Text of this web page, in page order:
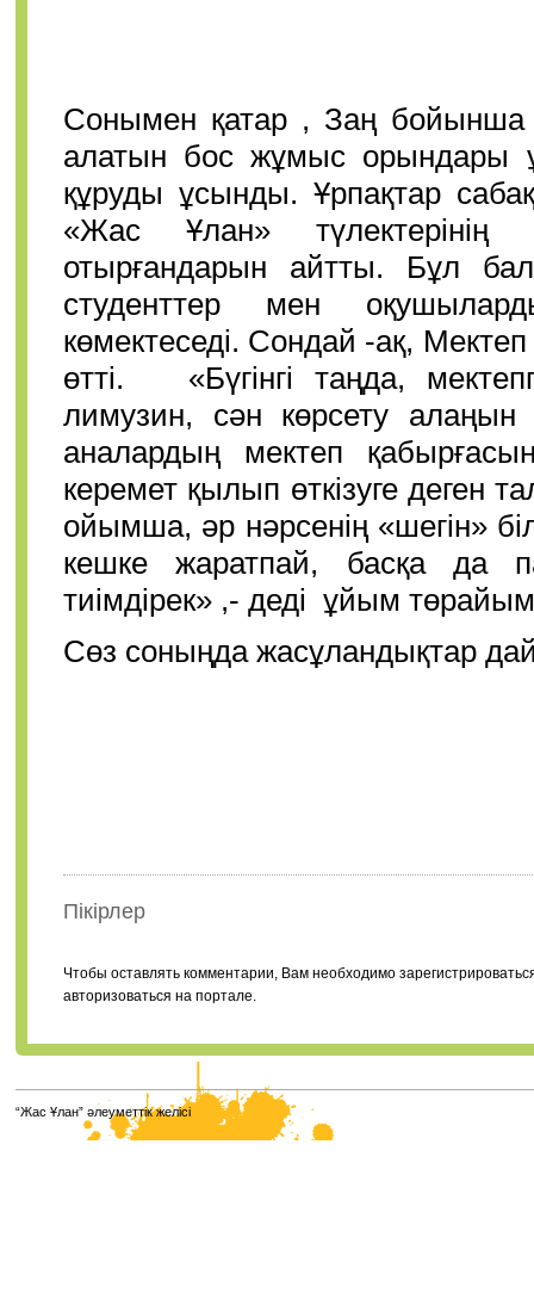
Сонымен қатар , Заң бойынша
алатын бос жұмыс орындары
құруды ұсынды. Ұрпақтар
«Жас Ұлан» түлектерінің
отырғандарын айтты. Бұл
студенттер мен
көмектеседі. Сондай -ақ,
өтті. «Бүгінгі таңда,
лимузин, сән көрсету
аналардың мектеп
керемет қылып өткізуге деген
ойымша, әр нәрсенің «шегін»
кешке жаратпай, басқа да
тиімдірек» ,- деді ұйым
Сөз соныңда жасұландықтар
Пікірлер
Чтобы оставлять комментарии, Вам необходимо
авторизоваться на портале.
“Жас Ұлан” әлеуметтік желісі